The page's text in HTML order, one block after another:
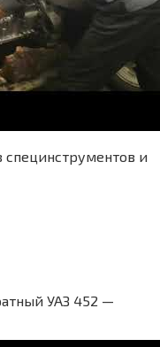
специнструментов и
УАЗ 452 —